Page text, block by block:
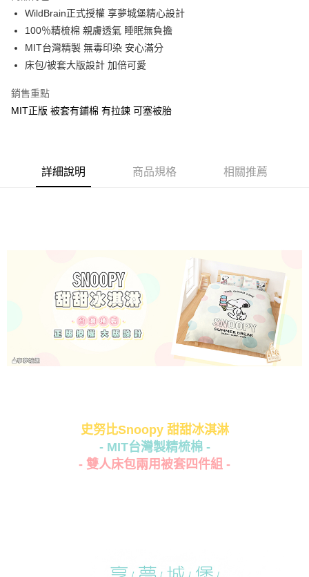
Apple Pay
街口支付
悠遊付
Google Pay
ATM付款
全家★依產品說明
每筆NT$60，滿NT$699(含以上)免運費
每筆NT$80，滿NT$699(含以上)免運費
WildBrain正式授權 享夢城堡精心設計
100％精梳棉 親膚透氣 睡眠無負擔
MIT台灣精製 無毒印染 安心滿分
床包/被套大版設計 加倍可愛
銷售重點
MIT正版 被套有鋪棉 有拉鍊 可塞被胎
詳細說明 商品規格 相關推薦
史努比Snoopy 甜甜冰淇淋
- MIT台灣製精梳棉 -
- 雙人床包兩用被套四件組 -